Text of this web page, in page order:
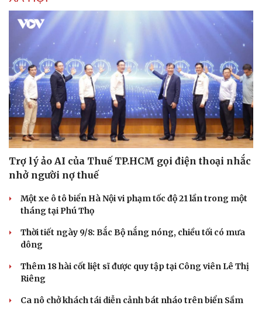
Trợ lý ảo AI của Thuế TP.HCM gọi điện thoại nhắc
nhở người nợ thuế
Một xe ô tô biển Hà Nội vi phạm tốc độ 21 lần trong một
tháng tại Phú Thọ
Thời tiết ngày 9/8: Bắc Bộ nắng nóng, chiều tối có mưa
dông
Thêm 18 hài cốt liệt sĩ được quy tập tại Công viên Lê Thị
Riêng
Ca nô chở khách tái diễn cảnh bát nháo trên biển Sầm